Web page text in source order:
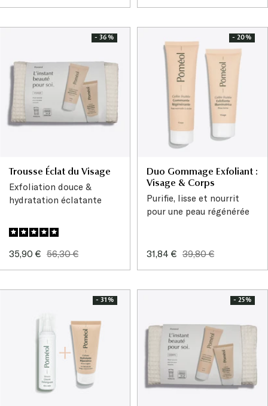
- 36%
Trousse Éclat du Visage
Exfoliation douce &
hydratation éclatante
Prix
35,90 € Prix
56,30 €
- 20%
Duo Gommage Exfoliant :
Visage & Corps
Purifie, lisse et nourrit
pour une peau régénérée
Prix
31,84 € Prix
39,80 €
- 31% - 25%